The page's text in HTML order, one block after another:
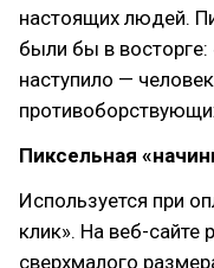
настоящих людей.
были бы в
наступило —
Пиксельная
Используется при
клик». На веб-сайте
сверхмалого